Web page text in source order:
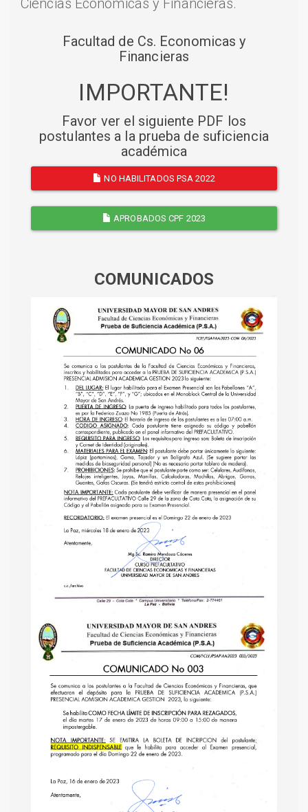
Facultad de Cs. Economicas y
Financieras
IMPORTANTE!
Favor ver el siguiente PDF los
postulantes a la prueba de suficiencia
académica
NO HABILITADOS PSA 2022
APROBADOS CPF 2023
COMUNICADOS